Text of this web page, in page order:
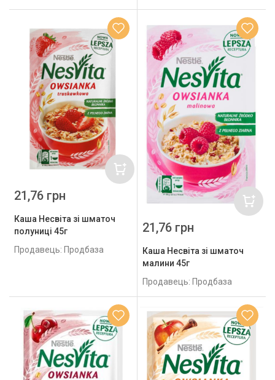
Каша Несвіта зі шматоч
полуниці 45г
Продавець: Продбаза
21,76 грн
Каша Несвіта зі шматоч
малини 45г
Продавець: Продбаза
21,76 грн